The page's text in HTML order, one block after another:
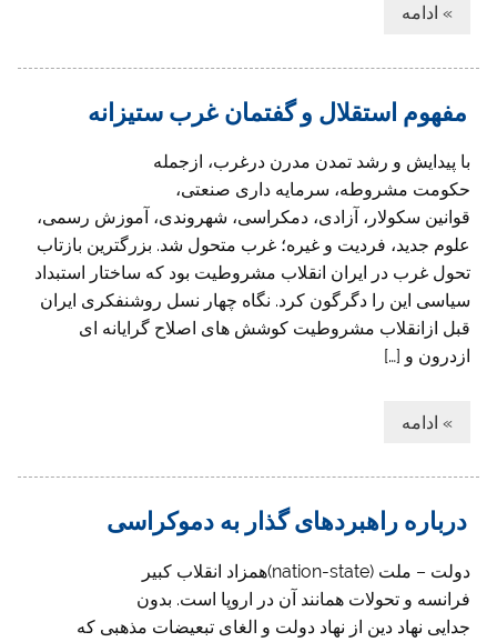
» ادامه
مفهوم استقلال و گفتمان غرب ستیزانه
با پیدایش و رشد تمدن مدرن درغرب، ازجمله
حکومت مشروطه، سرمایه داری صنعتی،
قوانین سکولار، آزادی، دمکراسی، شهروندی، آموزش رسمی،
علوم جدید، فردیت و غیره؛ غرب متحول شد. بزرگترین بازتاب
تحول غرب در ایران انقلاب مشروطیت بود که ساختار استبداد
سیاسی این را دگرگون کرد. نگاه چهار نسل روشنفکری ایران
قبل ازانقلاب مشروطیت کوشش های اصلاح گرایانه ای
ازدرون و […]
» ادامه
درباره راهبردهای گذار به دموکراسی
دولت – ملت (nation-state)همزاد انقلاب کبیر
فرانسه و تحولات همانند آن در اروپا است. بدون
جدایی نهاد دین از نهاد دولت و الغای تبعیضات مذهبی که